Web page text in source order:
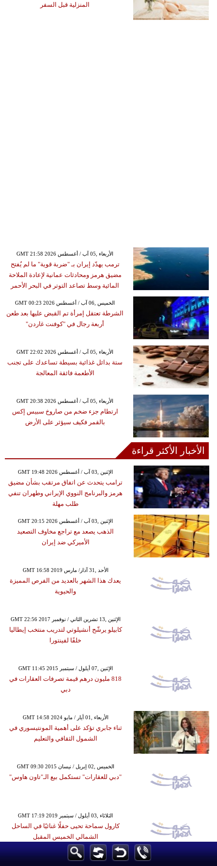
المنزلية قبل السفر
GMT 21:58 2026 الأربعاء ,05 آب / أغسطس
ترمب يهدّد إيران بـ "ضربة قوية" ما لم يُفتح
مضيق هرمز ومحادثات عمانية لإعادة الملاحة
المائية وسط تصاعد التوتر في البحر الأحمر
GMT 00:23 2026 الخميس ,06 آب / أغسطس
الشرطة تعتقل إمرأة تم القبض عليها بعد طعن
أربعة رجال في "كوفنت غاردن"
GMT 22:02 2026 الأربعاء ,05 آب / أغسطس
ستة بدائل غذائية بسيطة تساعدك على تجنب
الأطعمة فائقة المعالجة
GMT 20:38 2026 الأربعاء ,05 آب / أغسطس
ارتطام جزء ضخم من صاروخ سبيس إكس
بالقمر فكيف سيؤثر على الأرض
الأخبار الأكثر قراءة
GMT 19:48 2026 الإثنين ,03 آب / أغسطس
ترامب يتحدث عن اتفاق مرتقب بشأن مضيق
هرمز والبرنامج النووي الإيراني وطهران تنفي
طلب مهلة
GMT 20:15 2026 الإثنين ,03 آب / أغسطس
الذهب يصعد مع تراجع مخاوف التصعيد
الأميركي ضد إيران
GMT 16:58 2019 الأحد ,31 آذار/ مارس
يعدك هذا الشهر بالعديد من الفرص المميزة
والحيوية
GMT 22:56 2017 الإثنين ,13 تشرين الثاني / نوفمبر
كابيلو يرشّح أنشيلوتي لتدريب منتخب إيطاليا
خلفًا لفينتورا
GMT 11:45 2015 الإثنين ,07 أيلول / سبتمبر
818 مليون درهم قيمة تصرفات العقارات في
دبي
GMT 14:58 2024 الأربعاء ,01 أيار / مايو
ثناء جابري تؤكد على أهمية المونتيسوري في
الشمول الثقافي والتعليم
GMT 09:30 2015 الخميس ,02 إبريل / نيسان
"دبي للعقارات" تستكمل بيع الـ"تاون هاوس"
GMT 17:19 2019 الثلاثاء ,03 أيلول / سبتمبر
كارول سماحة تحيى حفلًا غنائيًا في الساحل
الشمالي الخميس المقبل